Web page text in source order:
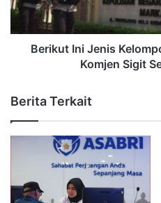
Berikut Ini Jenis
Komjen Sigit
Berita Terkait